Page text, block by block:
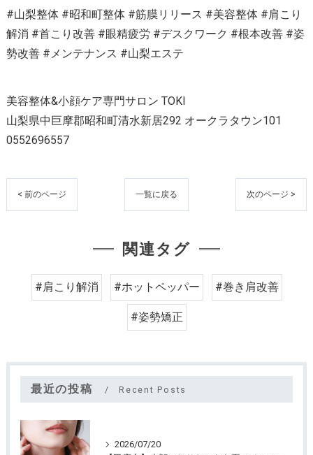
#山梨整体 #昭和町整体 #筋膜リリース #美容整体 #肩こり
解消 #首こり改善 #眼精疲労 #デスクワーク #根本改善 #姿
勢改善 #メンテナンス #山梨エステ
美容整体&小顔ケア専門サロン TOKI
山梨県中巨摩郡昭和町清水新居292 オークラタウン101
0552696557
< 前のページ 一覧に戻る 次のページ >
関連タグ
#肩こり解消 #ホットペッパー #巻き肩改善
#姿勢矯正
最近の投稿 Recent Posts
2026/07/20